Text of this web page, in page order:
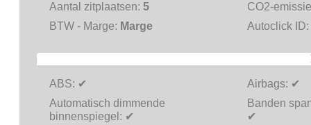
Aantal zitplaatsen: 5
CO2-
BTW - Marge: Marge Autoclick ID:
ABS: ✔ Airbags: ✔
Automatisch dimmende
binnenspiegel: ✔
Banden
✔